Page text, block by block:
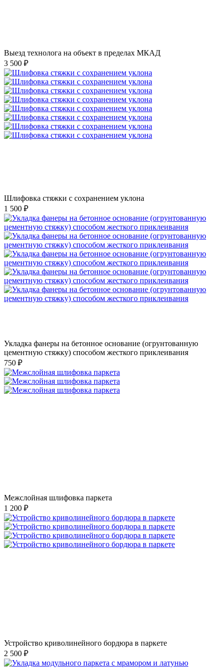
Выезд технолога на объект в пределах МКАД
3 500 ₽
Шлифовка стяжки с сохранением уклона
1 500 ₽
Укладка фанеры на бетонное основание (огрунтованную
цементную стяжку) способом жесткого приклеивания
750 ₽
Межслойная шлифовка паркета
1 200 ₽
Устройство криволинейного бордюра в паркете
2 500 ₽